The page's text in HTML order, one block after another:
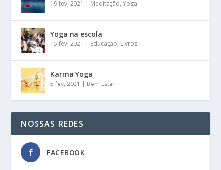
19 fev, 2021 | Meditação,Yoga
Yoga na escola
15 fev, 2021 | Educação, Livros
Karma Yoga
5 fev, 2021 | Bem Estar
NOSSAS REDES
FACEBOOK